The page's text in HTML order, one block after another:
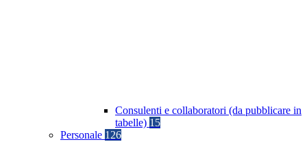
Consulenti e collaboratori (da pubblicare in
tabelle) 15
Personale 126